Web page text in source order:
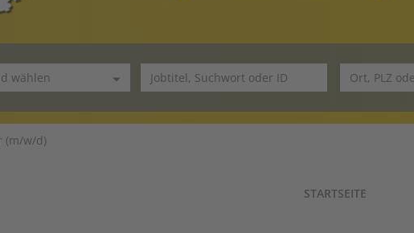
(m/w/d)
STARTSEITE